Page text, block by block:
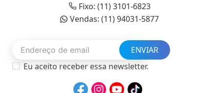
Fixo: (11) 3101-6823
Vendas: (11) 94031-5877
ENVIAR
Eu aceito receber essa newsletter.